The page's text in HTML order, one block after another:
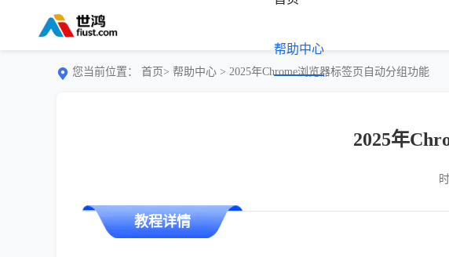
帮助中心
您当前位置： 首页> 帮助中心 > 2025年Chrome浏览器标签页自动分组功能
2025年
教程详情